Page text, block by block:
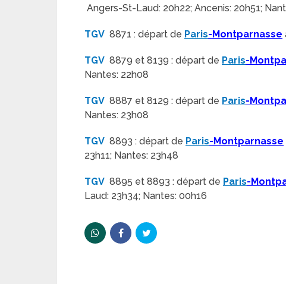
Angers-St-Laud: 20h22; Ancenis: 20h51;
TGV 8871 : départ de Paris-Montparnasse
TGV 8879 et 8139 : départ de Paris-
Nantes: 22h08
TGV 8887 et 8129 : départ de Paris-
Nantes: 23h08
TGV 8893 : départ de Paris-Montparnasse
23h11; Nantes: 23h48
TGV 8895 et 8893 : départ de Paris-
Laud: 23h34; Nantes: 00h16